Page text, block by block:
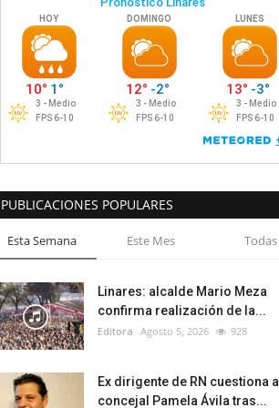
PUBLICACIONES POPULARES
Esta Semana Este Mes Todas
Linares: alcalde Mario Meza
confirma realización de la...
Editora Agosto 5, 2026 928
Ex dirigente de RN cuestiona a
concejal Pamela Ávila tras...